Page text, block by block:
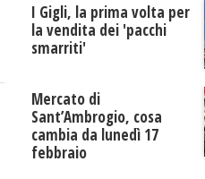
I Gigli, la prima volta per
la vendita dei 'pacchi
smarriti'
Mercato di
Sant’Ambrogio, cosa
cambia da lunedì 17
febbraio